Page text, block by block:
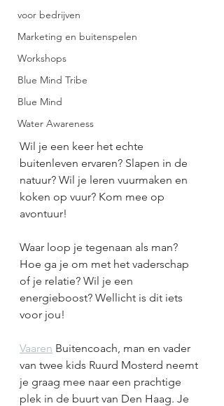
voor bedrijven
Marketing en buitenspelen
Workshops
Blue Mind Tribe
Blue Mind
Water Awareness
Wil je een keer het echte
buitenleven ervaren? Slapen in de
natuur? Wil je leren vuurmaken en
koken op vuur? Kom mee op
avontuur!
Waar loop je tegenaan als man?
Hoe ga je om met het vaderschap
of je relatie? Wil je een
energieboost? Wellicht is dit iets
voor jou!
Vaaren Buitencoach, man en vader
van twee kids Ruurd Mosterd neemt
je graag mee naar een prachtige
plek in de buurt van Den Haag. Je